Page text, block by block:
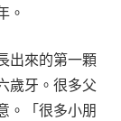
。
出來的第一顆
歲牙。很多父
。「很多小朋